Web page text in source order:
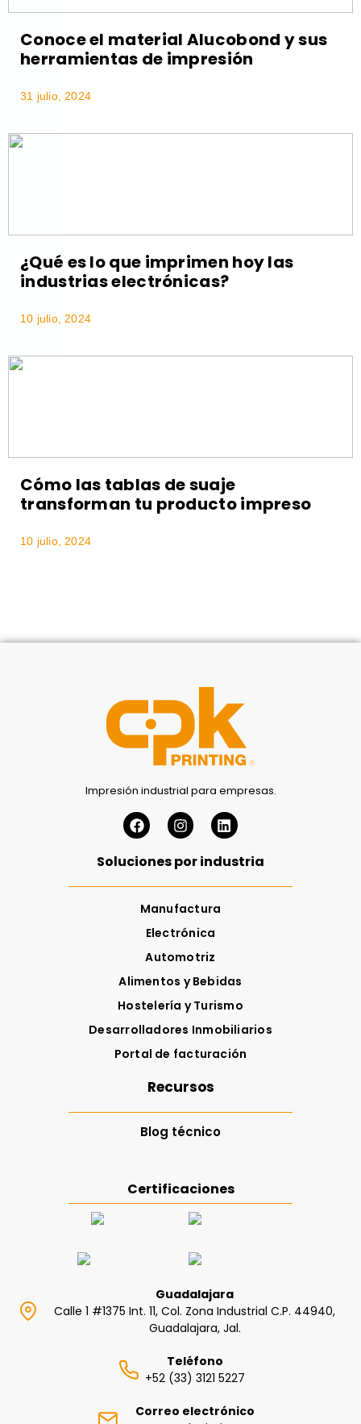
Conoce el material Alucobond y sus
herramientas de impresión
31 julio, 2024
¿Qué es lo que imprimen hoy las
industrias electrónicas?
10 julio, 2024
Cómo las tablas de suaje
transforman tu producto impreso
10 julio, 2024
Impresión industrial para empresas.
Soluciones por industria
Manufactura
Electrónica
Automotriz
Alimentos y Bebidas
Hostelería y Turismo
Desarrolladores Inmobiliarios
Portal de facturación
Recursos
Blog técnico
Certificaciones
Guadalajara
Calle 1 #1375 Int. 11, Col. Zona Industrial C.P. 44940,
Guadalajara, Jal.
Teléfono
+52 (33) 3121 5227
Correo electrónico